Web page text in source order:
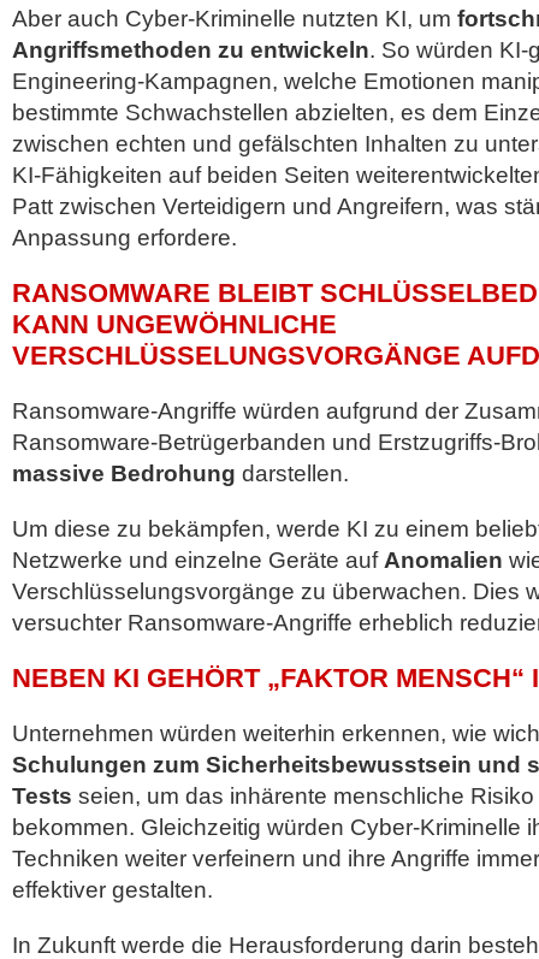
Aber auch Cyber-Kriminelle nutzten KI, um
Angriffsmethoden zu entwickeln. So würden KI-
Engineering-Kampagnen, welche Emotionen
bestimmte Schwachstellen abzielten, es dem
zwischen echten und gefälschten Inhalten zu
KI-Fähigkeiten auf beiden Seiten
Patt zwischen Verteidigern und Angreifern, was
Anpassung erfordere.
RANSOMWARE BLEIBT
KANN UNGEWÖHNLICHE
VERSCHLÜSSELUNGSVORGÄNGE
Ransomware-Angriffe würden aufgrund der
Ransomware-Betrügerbanden und Erstzugriffs-
massive Bedrohung darstellen.
Um diese zu bekämpfen, werde KI zu einem
Netzwerke und einzelne Geräte auf Anomalien
Verschlüsselungsvorgänge zu überwachen. Dies
versuchter Ransomware-Angriffe erheblich
NEBEN KI GEHÖRT „FAKTOR MENSCH“
Unternehmen würden weiterhin erkennen, wie
Schulungen zum Sicherheitsbewusstsein und
Tests seien, um das inhärente menschliche
bekommen. Gleichzeitig würden Cyber-Kriminelle
Techniken weiter verfeinern und ihre Angriffe
effektiver gestalten.
In Zukunft werde die Herausforderung darin